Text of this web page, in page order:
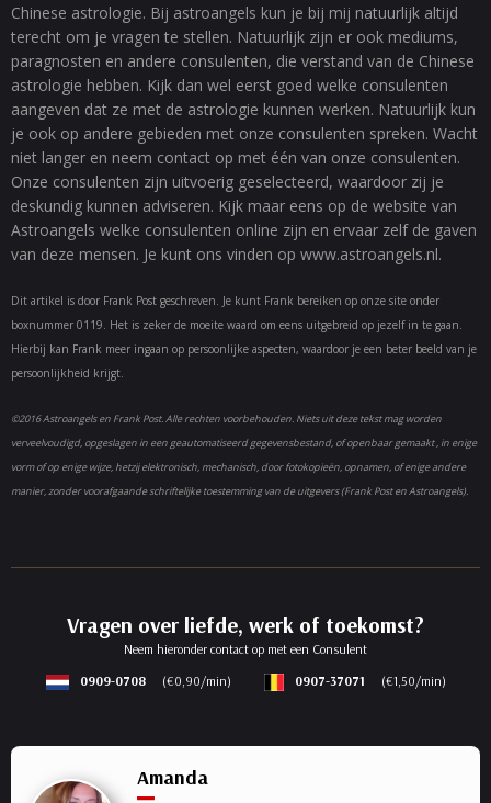
Chinese astrologie. Bij astroangels kun je bij mij natuurlijk altijd
terecht om je vragen te stellen. Natuurlijk zijn er ook mediums,
paragnosten en andere consulenten, die verstand van de Chinese
astrologie hebben. Kijk dan wel eerst goed welke consulenten
aangeven dat ze met de astrologie kunnen werken. Natuurlijk kun
je ook op andere gebieden met onze consulenten spreken. Wacht
niet langer en neem contact op met één van onze consulenten.
Onze consulenten zijn uitvoerig geselecteerd, waardoor zij je
deskundig kunnen adviseren. Kijk maar eens op de website van
Astroangels welke consulenten online zijn en ervaar zelf de gaven
van deze mensen. Je kunt ons vinden op www.astroangels.nl.
Dit artikel is door Frank Post geschreven. Je kunt Frank bereiken op onze site onder
boxnummer 0119. Het is zeker de moeite waard om eens uitgebreid op jezelf in te gaan.
Hierbij kan Frank meer ingaan op persoonlijke aspecten, waardoor je een beter beeld van je
persoonlijkheid krijgt.
©2016 Astroangels en Frank Post. Alle rechten voorbehouden. Niets uit deze tekst mag worden
verveelvoudigd, opgeslagen in een geautomatiseerd gegevensbestand, of openbaar gemaakt , in enige
vorm of op enige wijze, hetzij elektronisch, mechanisch, door fotokopieën, opnamen, of enige andere
manier, zonder voorafgaande schriftelijke toestemming van de uitgevers (Frank Post en Astroangels).
Vragen over liefde, werk of toekomst?
Neem hieronder contact op met een Consulent
0909-0708
(€0,90/min) 0907-37071 (€1,50/min)
Amanda